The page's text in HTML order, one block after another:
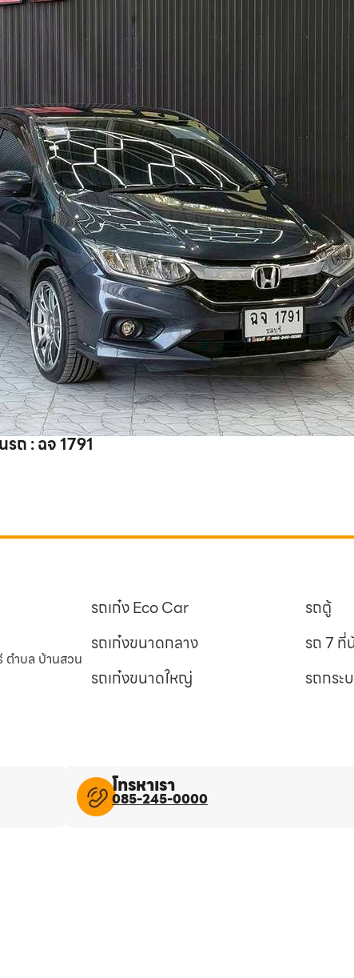
ถ : ฉจ 1791
ตำบล บ้านสวน
รถเก๋ง Eco Car
รถเก๋งขนาดกลาง
รถเก๋งขนาดใหญ่
รถตู้
รถ 7 ที่
รถกระ
โทรหาเรา
085-245-0000